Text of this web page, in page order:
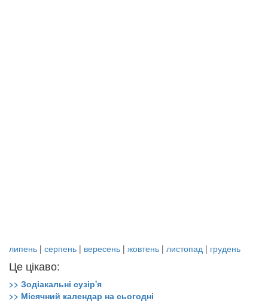
липень | серпень | вересень | жовтень | листопад | грудень
Це цікаво:
>> Зодіакальні сузір'я
>> Місячний календар на сьогодні